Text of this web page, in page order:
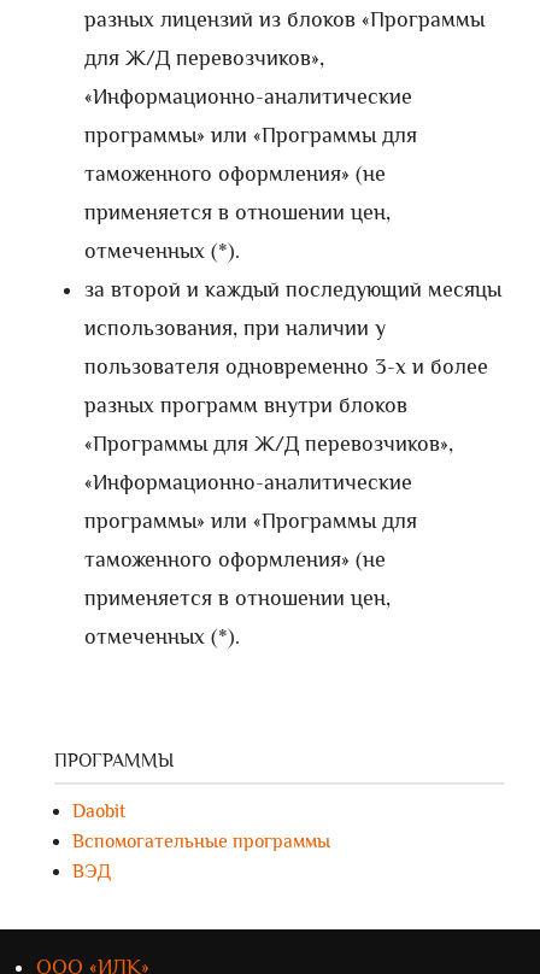
разных лицензий из блоков «Программы
для Ж/Д перевозчиков»,
«Информационно-аналитические
программы» или «Программы для
таможенного оформления» (не
применяется в отношении цен,
отмеченных (*).
за второй и каждый последующий месяцы
использования, при наличии у
пользователя одновременно 3-х и более
разных программ внутри блоков
«Программы для Ж/Д перевозчиков»,
«Информационно-аналитические
программы» или «Программы для
таможенного оформления» (не
применяется в отношении цен,
отмеченных (*).
ПРОГРАММЫ
Daobit
Вспомогательные программы
ВЭД
ООО «ИЛК»